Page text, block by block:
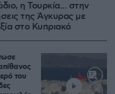
η Τουρκία... στην
της Άγκυρας με
στο Κυπριακό
του